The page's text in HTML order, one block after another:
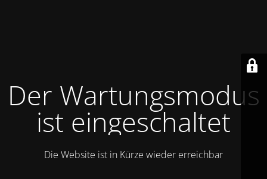
Der Wartungsmodus
ist eingeschaltet
Die Website ist in Kürze wieder erreichbar